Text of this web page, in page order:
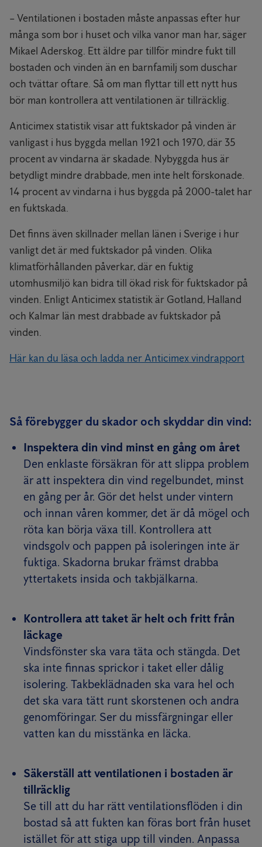
– Ventilationen i bostaden måste anpassas efter hur
många som bor i huset och vilka vanor man har, säger
Mikael Aderskog. Ett äldre par tillför mindre fukt till
bostaden och vinden än en barnfamilj som duschar
och tvättar oftare. Så om man flyttar till ett nytt hus
bör man kontrollera att ventilationen är tillräcklig.
Anticimex statistik visar att fuktskador på vinden är
vanligast i hus byggda mellan 1921 och 1970, där 35
procent av vindarna är skadade. Nybyggda hus är
betydligt mindre drabbade, men inte helt förskonade.
14 procent av vindarna i hus byggda på 2000-talet har
en fuktskada.
Det finns även skillnader mellan länen i Sverige i hur
vanligt det är med fuktskador på vinden. Olika
klimatförhållanden påverkar, där en fuktig
utomhusmiljö kan bidra till ökad risk för fuktskador på
vinden. Enligt Anticimex statistik är Gotland, Halland
och Kalmar län mest drabbade av fuktskador på
vinden.
Här kan du läsa och ladda ner Anticimex vindrapport
Så förebygger du skador och skyddar din vind:
Inspektera din vind minst en gång om året
Den enklaste försäkran för att slippa problem
är att inspektera din vind regelbundet, minst
en gång per år. Gör det helst under vintern
och innan våren kommer, det är då mögel och
röta kan börja växa till. Kontrollera att
vindsgolv och pappen på isoleringen inte är
fuktiga. Skadorna brukar främst drabba
yttertakets insida och takbjälkarna.
Kontrollera att taket är helt och fritt från
läckage
Vindsfönster ska vara täta och stängda. Det
ska inte finnas sprickor i taket eller dålig
isolering. Takbeklädnaden ska vara hel och
det ska vara tätt runt skorstenen och andra
genomföringar. Ser du missfärgningar eller
vatten kan du misstänka en läcka.
Säkerställ att ventilationen i bostaden är
tillräcklig
Se till att du har rätt ventilationsflöden i din
bostad så att fukten kan föras bort från huset
istället för att stiga upp till vinden. Anpassa